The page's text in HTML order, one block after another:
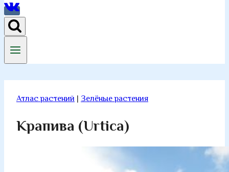
Атлас растений | Зелёные растения
Крапива (Urtica)